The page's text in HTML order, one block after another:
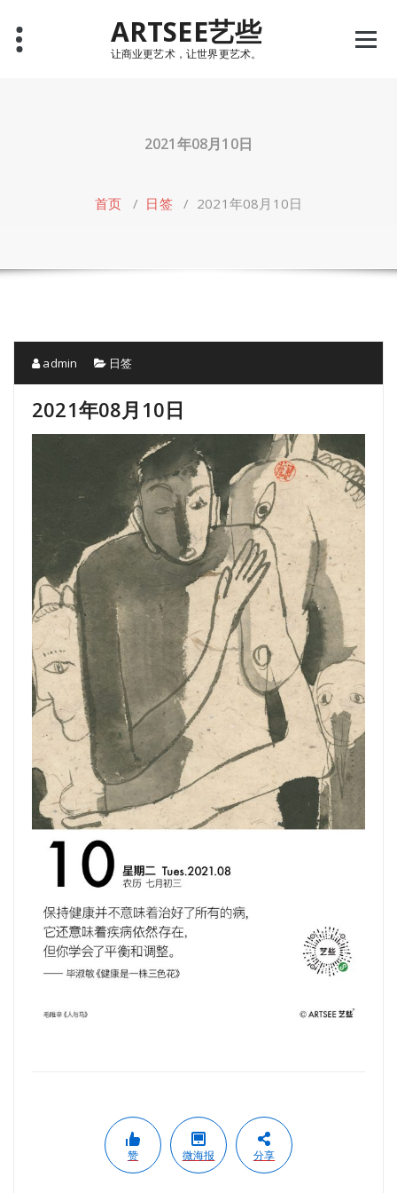
content
ARTSEE艺些
让商业更艺术，让世界更艺术。
2021年08月10日
首页 / 日签/ 2021年08月10日
admin 日签
2021年08月10日
赞 微海报 分享